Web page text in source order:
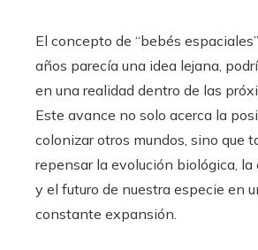
El concepto de “bebés
años parecía una idea lejana,
en una realidad dentro de las
Este avance no solo acerca la
colonizar otros mundos, sino que
repensar la evolución biológica,
y el futuro de nuestra especie en
constante expansión.